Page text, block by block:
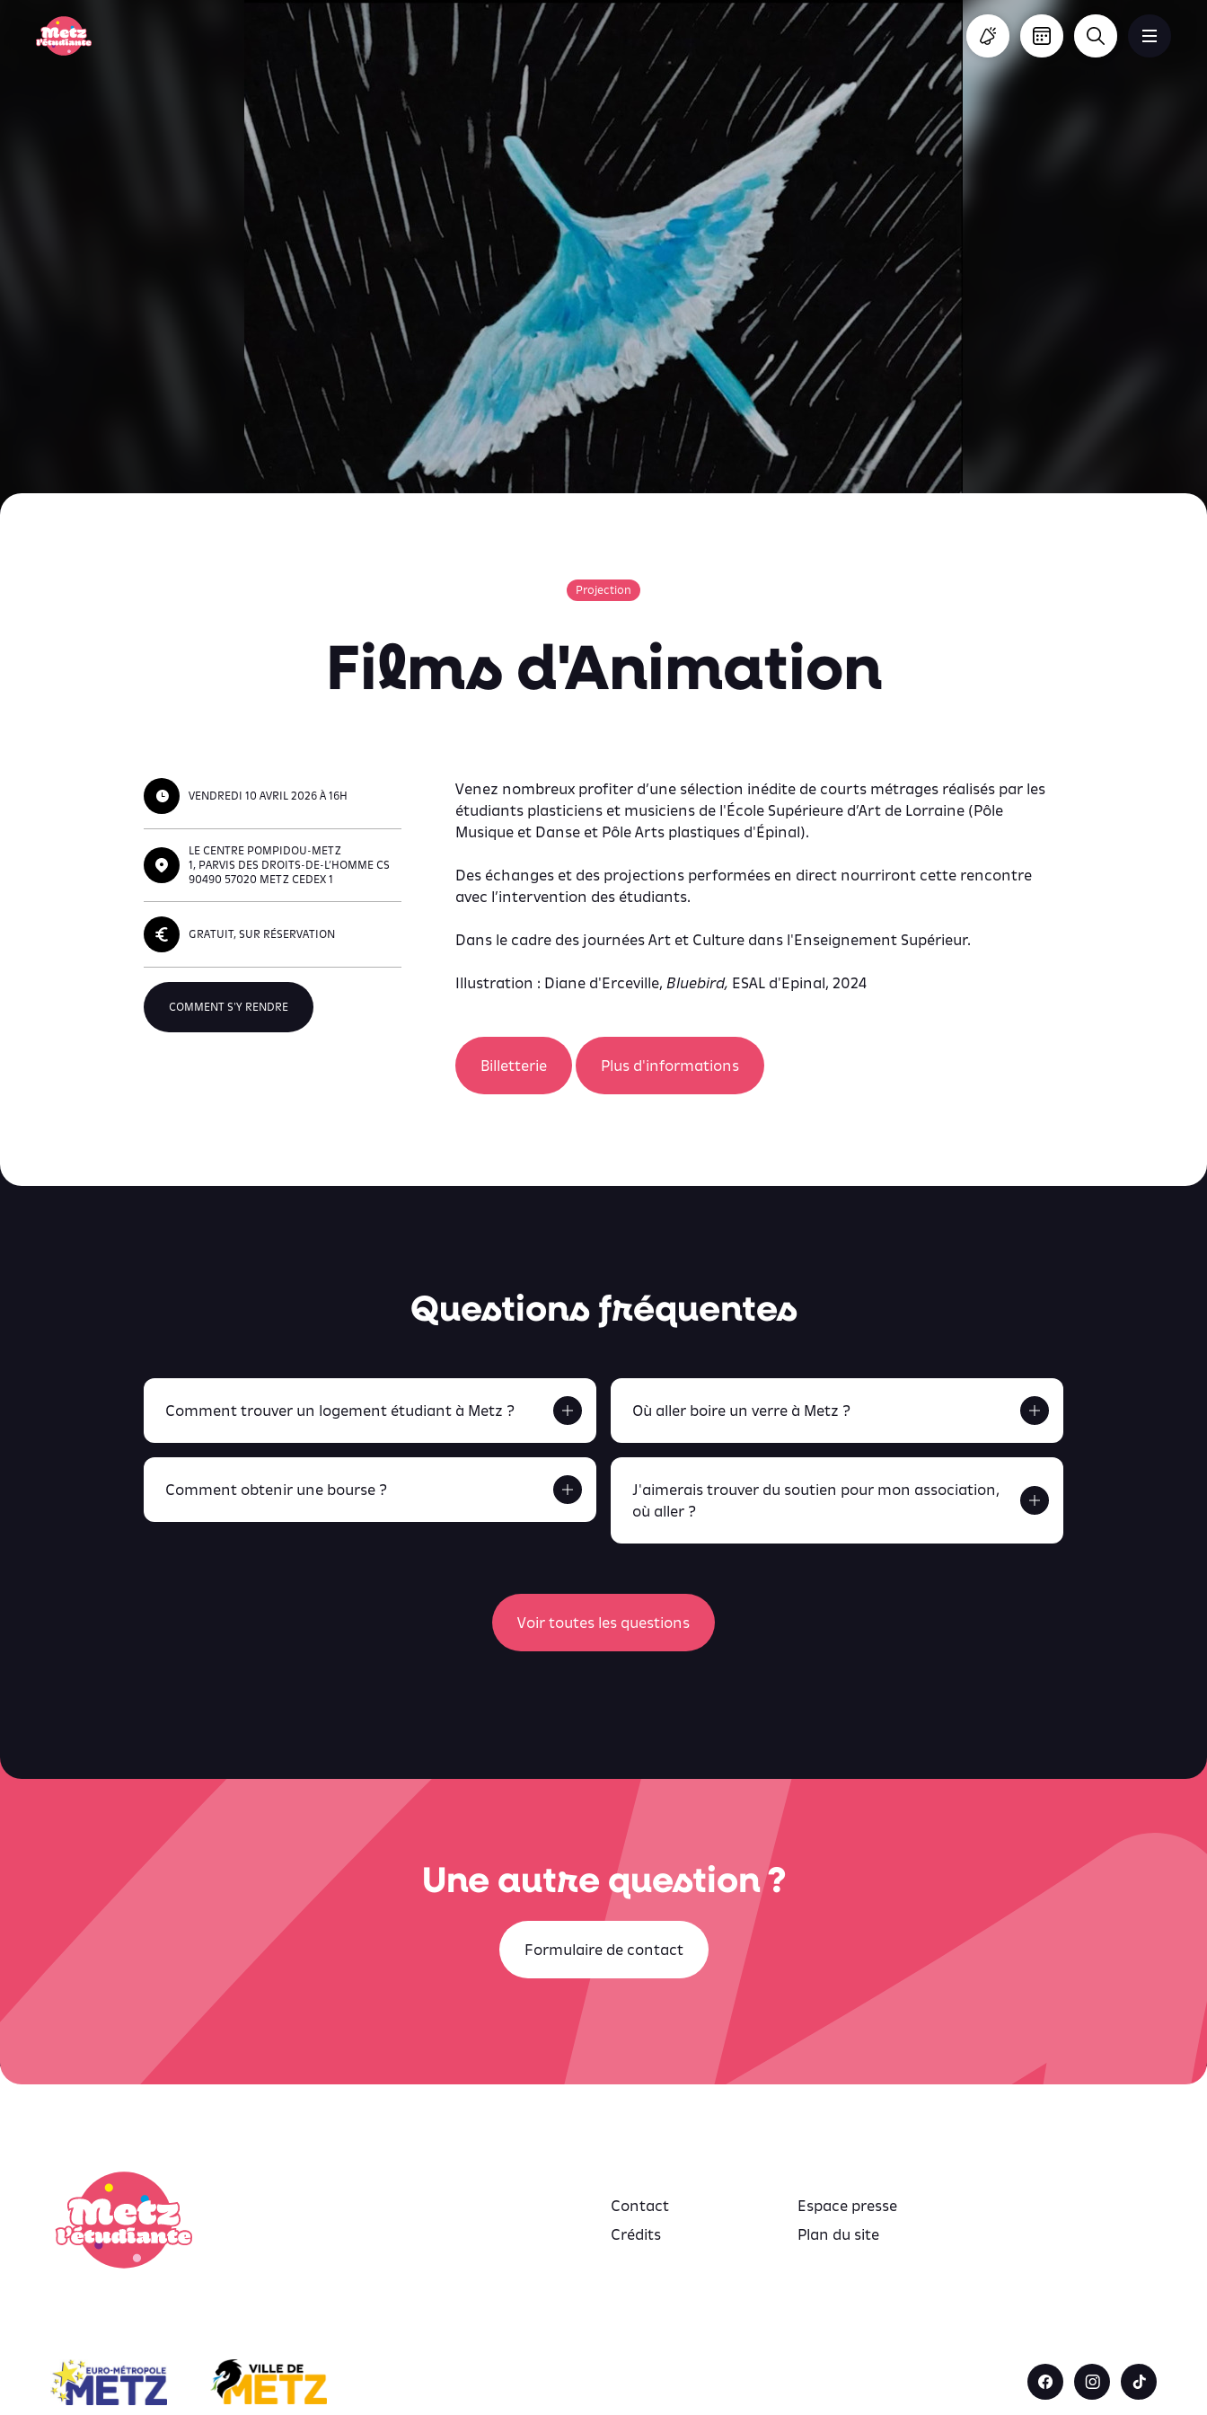
Projection
Films d'Animation
VENDREDI 10 AVRIL 2026 À 16H
LE CENTRE POMPIDOU-METZ
1, PARVIS DES DROITS-DE-L’HOMME CS
90490 57020 METZ CEDEX 1
GRATUIT, SUR RÉSERVATION
COMMENT S'Y RENDRE
Venez nombreux profiter d’une sélection inédite de courts métrages réalisés par les
étudiants plasticiens et musiciens de l'École Supérieure d’Art de Lorraine (Pôle
Musique et Danse et Pôle Arts plastiques d'Épinal).
Des échanges et des projections performées en direct nourriront cette rencontre
avec l’intervention des étudiants.
Dans le cadre des journées Art et Culture dans l'Enseignement Supérieur.
Illustration : Diane d'Erceville, Bluebird, ESAL d'Epinal, 2024
Billetterie Plus d'informations
Questions fréquentes
Comment trouver un logement étudiant à Metz ?
Retrouve tout ça en
Comment obtenir une bourse ?
Où aller boire un verre à Metz ?
J'aimerais trouver du soutien pour mon association,
où aller ?
Voir toutes les questions
Une autre question ?
Formulaire de contact
Contact
Crédits
Espace presse
Plan du site